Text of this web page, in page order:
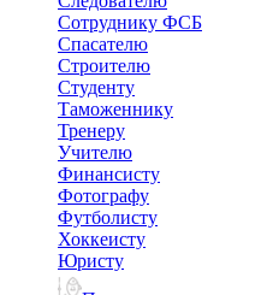
Сотруднику ФСБ
Спасателю
Строителю
Студенту
Таможеннику
Тренеру
Учителю
Финансисту
Фотографу
Футболисту
Хоккеисту
Юристу